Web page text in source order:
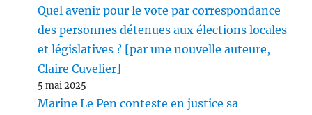
Quel avenir pour le vote par correspondance
des personnes détenues aux élections locales
et législatives ? [par une nouvelle auteure,
Claire Cuvelier]
5 mai 2025
Marine Le Pen conteste en justice sa